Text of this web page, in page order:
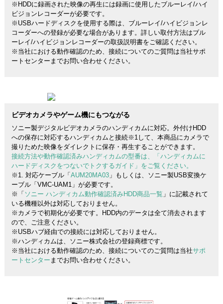
※HDDに録画された映像の再生には録画に使用したブルーレイ/ハイ
ビジョンレコーダーが必要です。
※USBハードディスクを使用する際は、ブルーレイ/ハイビジョンレ
コーダーへの登録が必要な場合があります。詳しい取付方法はブル
ーレイ/ハイビジョンレコーダーの取扱説明書をご確認ください。
※当社における動作確認のため、接続についてのご質問は当社サポ
ートセンターまでお問い合わせください。
ビデオカメラやゲーム機にもつながる
ソニー製デジタルビデオカメラのハンディカムに対応。外付けHDD
への保存に対応するハンディカムと接続※1して、本商品にカメラで
撮りためた映像をダイレクトに保存・再生することができます。
接続方法や動作確認済みハンディカムの型番は、「ハンディカムに
ハードディスクをつないでトクするガイド」をご覧ください。
※1. 対応ケーブル「 AUM20MA03」もしくは、ソニー製USB変換ケ
ーブル「VMC-UAM1」が必要です。
※「 ソニー ハンディカム動作確認済みHDD商品一覧 」に記載されて
いる機種以外は対応しておりません。
※カメラで初期化が必要です。HDD内のデータは全て消去されます
ので、ご注意ください。
※USBハブ経由での接続には対応しておりません。
※ハンディカムは、ソニー株式会社の登録商標です。
※当社における動作確認のため、接続についてのご質問は当社サポ
ートセンター までお問い合わせください。